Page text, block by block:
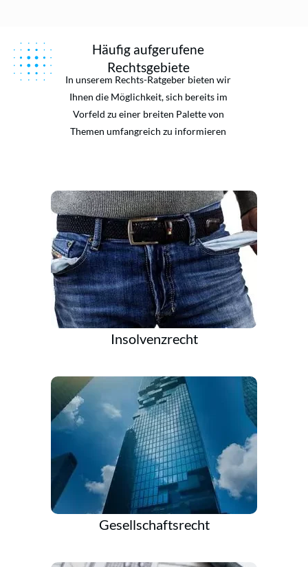
Häufig aufgerufene
Rechtsgebiete
In unserem Rechts-Ratgeber bieten wir
Ihnen die Möglichkeit, sich bereits im
Vorfeld zu einer breiten Palette von
Themen umfangreich zu informieren
Insolvenzrecht
Gesellschaftsrecht